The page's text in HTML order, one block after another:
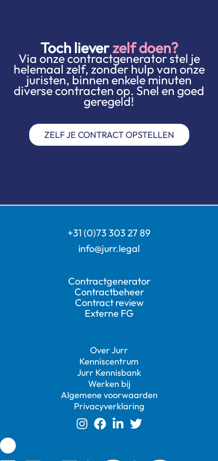
Toch lieverzelf doen?
Via onze contractgenerator stel je
helemaal zelf, zonder hulp van onze
juristen, binnen enkele minuten
diverse contracten op. Snel en goed
geregeld!
ZELF JE CONTRACT OPSTELLEN
+31 (0)73 303 27 89
info@jurr.legal
Contractgenerator
Contractbeheer
Contract review
Externe FG
Over Jurr
Kenniscentrum
Jurr Kennisbank
Werken bij
Algemene voorwaarden
Privacyverklaring